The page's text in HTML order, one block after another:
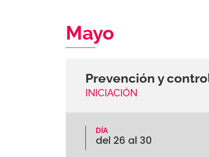
Mayo
Prevención y
INICIACIÓN
DÍA
del 26 al 30